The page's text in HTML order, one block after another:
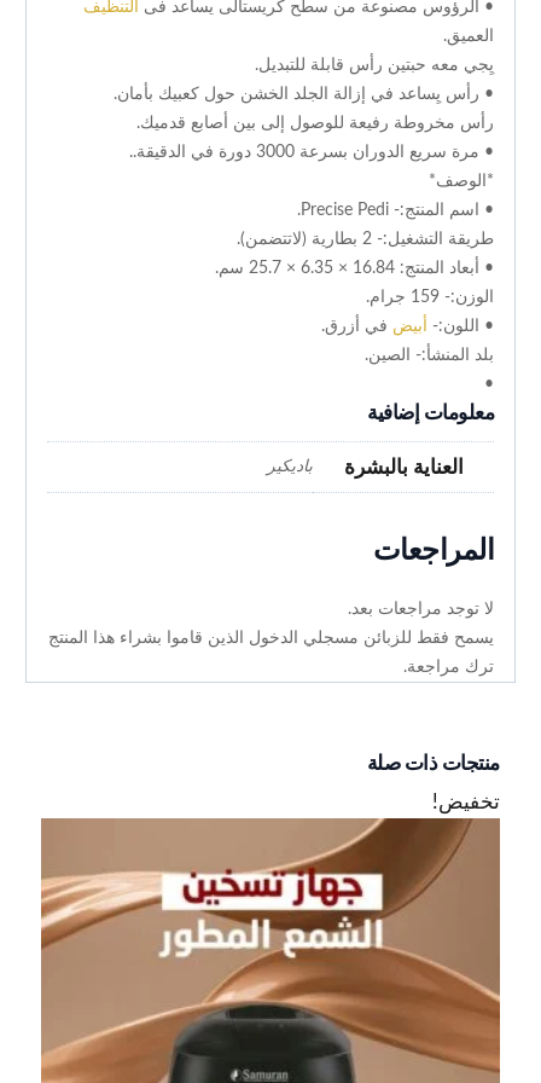
• الرؤوس مصنوعة من سطح كريستالى يساعد فى
التنظيف
العميق.
يِجي معه حبتين رأس قابلة للتبديل.
• رأس يِساعد في إزالة الجلد الخشن حول كعبيك بأمان.
رأس مخروطة رفيعة للوصول إلى بين أصابع قدميك.
• مرة سريع الدوران بسرعة 3000 دورة في الدقيقة..
*الوصف*
• اسم المنتج:- Precise Pedi.
طريقة التشغيل:- 2 بطارية (لاتتضمن).
• أبعاد المنتج: 16.84 × 6.35 × 25.7 سم.
الوزن:- 159 جرام.
• اللون:-
أبيض في أزرق.
بلد المنشأ:- الصين.
•
معلومات إضافية
العناية بالبشرة باديكير
المراجعات
لا توجد مراجعات بعد.
يسمح فقط للزبائن مسجلي الدخول الذين قاموا بشراء هذا المنتج
ترك مراجعة.
منتجات ذات صلة
تخفيض!